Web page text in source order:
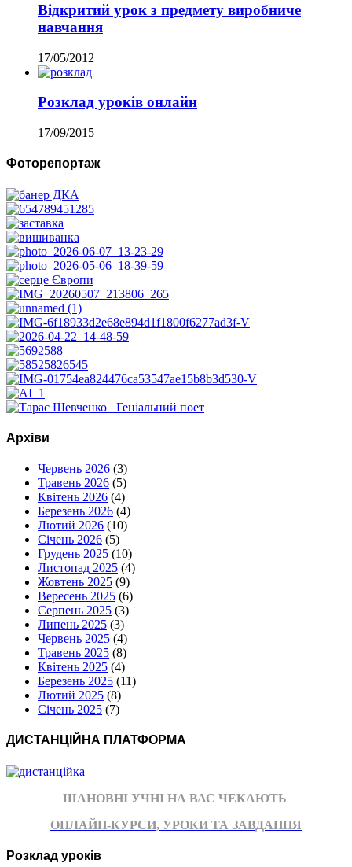
Відкритий урок з предмету виробниче
навчання
17/05/2012
Розклад уроків онлайн
17/09/2015
Фоторепортаж
Архіви
Червень 2026 (3)
Травень 2026 (5)
Квітень 2026 (4)
Березень 2026 (4)
Лютий 2026 (10)
Січень 2026 (5)
Грудень 2025 (10)
Листопад 2025 (4)
Жовтень 2025 (9)
Вересень 2025 (6)
Серпень 2025 (3)
Липень 2025 (3)
Червень 2025 (4)
Травень 2025 (8)
Квітень 2025 (4)
Березень 2025 (11)
Лютий 2025 (8)
Січень 2025 (7)
ДИСТАНЦІЙНА ПЛАТФОРМА
ШАНОВНІ УЧНІ НА ВАС ЧЕКАЮТЬ
ОНЛАЙН-КУРСИ, УРОКИ ТА ЗАВДАННЯ
Розклад уроків